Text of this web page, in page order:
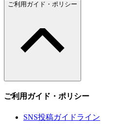
ご利用ガイド・ポリシー
ご利用ガイド・ポリシー
SNS投稿ガイドライン